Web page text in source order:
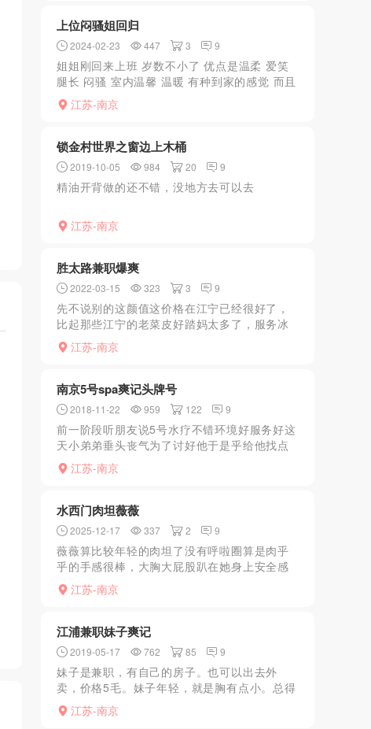
上位闷骚姐回归
2024-02-23 447 3 9
姐姐刚回来上班 岁数不小了 优点是温柔 爱笑
腿长 闷骚 室内温馨 温暖 有种到家的感觉 而且
这个姐姐喜欢上位 尤其背对着你 看着姐姐 小
蛮腰 圆屁股 骑在身上 一起一伏长发飘飘的...
江苏-南京
锁金村世界之窗边上木桶
2019-10-05 984 20 9
精油开背做的还不错，没地方去可以去
江苏-南京
胜太路兼职爆爽
2022-03-15 323 3 9
先不说别的这颜值这价格在江宁已经很好了，
比起那些江宁的老菜皮好踏妈太多了，服务冰
火等只要要求不过分都能做，服务特点回马
枪，就是射完还给你口干净，妹子人非常干净
江苏-南京
南京5号spa爽记头牌号
2018-11-22 959 122 9
前一阶段听朋友说5号水疗不错环境好服务好这
天小弟弟垂头丧气为了讨好他于是乎给他找点
乐子开车直奔5号水疗找到了朋友推荐的头牌等
了有1个小时人气还是不错的美女来了身材娇弱
江苏-南京
水西门肉坦薇薇
2025-12-17 337 2 9
薇薇算比较年轻的肉坦了没有呼啦圈算是肉乎
乎的手感很棒，大胸大屁股趴在她身上安全感
十足尤其是那个大屁股抱着怼很爽服务很耐心
价格不贵，以后长期泻火的好去处
江苏-南京
江浦兼职妹子爽记
2019-05-17 762 85 9
妹子是兼职，有自己的房子。也可以出去外
卖，价格5毛。妹子年轻，就是胸有点小。总得
来说可以打80分。有需要的朋友自己联系。妹
子是兼职，有自己的房子。也可以出去外卖，
江苏-南京